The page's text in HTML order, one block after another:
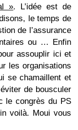
». L’idée est de
le temps de
de l’assurance
ou … Enfin
assouplir ici et
les organisations
se chamaillent et
de bousculer
le congrès du PS
voilà. Moui vous